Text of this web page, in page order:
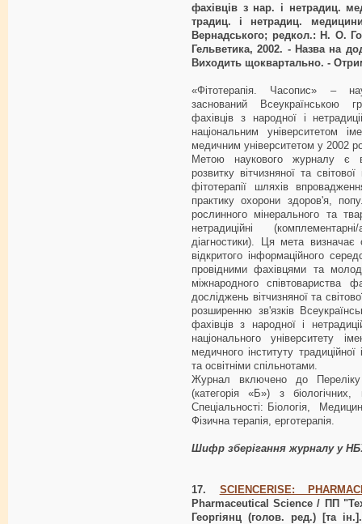
фахівців з нар. і нетрадиц.
традиц. і нетрадиц.
Вернадського; редкол.: Н. О.
Гельветика, 2002. - Назва на
Виходить щоквартально. -
«Фітотерапія. Часопис» –
заснований Всеукраїнською
фахівців з народної і
національним університетом
медичним університетом у 2002
Метою наукового журналу є
розвитку вітчизняної та
фітотерапії шляхів
практику охорони здоров'я,
рослинного мінерального та
нетрадиційні
діагностики). Ця мета визначає
відкритого інформаційного
провідними фахівцями та
міжнародного співтовариства
досліджень вітчизняної та
розширенню зв'язків
фахівців з народної і
національного університету
медичного інституту
та освітніми спільнотами.
Журнал включено до
(категорія «Б») з
Спеціальності: Біологія,
Фізична терапія, ерготерапія.
Шифр зберігання журналу у
17. SCIENCERISE:
Pharmaceutical Science / ПП
Георгіянц (голов. ред.) [та